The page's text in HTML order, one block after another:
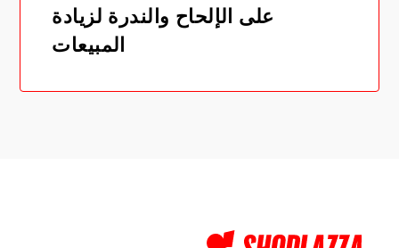
على الإلحاح والندرة لزيادة
المبيعات